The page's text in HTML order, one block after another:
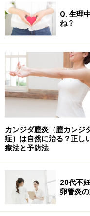
く、食欲が増す・な
眠くなる、おりもの
ない、アレルギー症
怒りやすい、攻撃的
化、能率が低下、性
い、女性であること
などなど。
これらの症状を見る
てはまるのが普通だ
際、20～30代の働く
前症候群(PMS)の主
ご覧下さい。
Q. 生理
ね？
カンジダ膣炎（膣カンジ
症）は自然に治る？正し
療法と予防法
20代不
卵管炎